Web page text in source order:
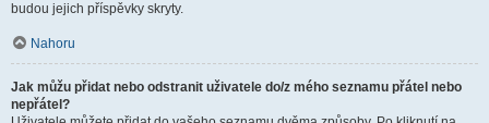
budou jejich příspěvky skryty.
Nahoru
Jak můžu přidat nebo odstranit uživatele do/z mého seznamu přátel nebo
nepřátel?